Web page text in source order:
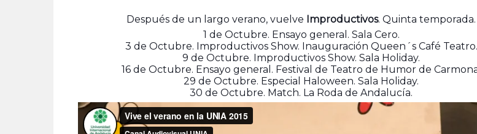
Después de un largo verano, vuelve Improductivos. Quinta temporada.
1 de Octubre. Ensayo general. Sala Cero.
3 de Octubre. Improductivos Show. Inauguración Queen´s Café Teatro.
9 de Octubre. Improductivos Show. Sala Holiday.
16 de Octubre. Ensayo general. Festival de Teatro de Humor de
29 de Octubre. Especial Haloween. Sala Holiday.
30 de Octubre. Match. La Roda de Andalucía.